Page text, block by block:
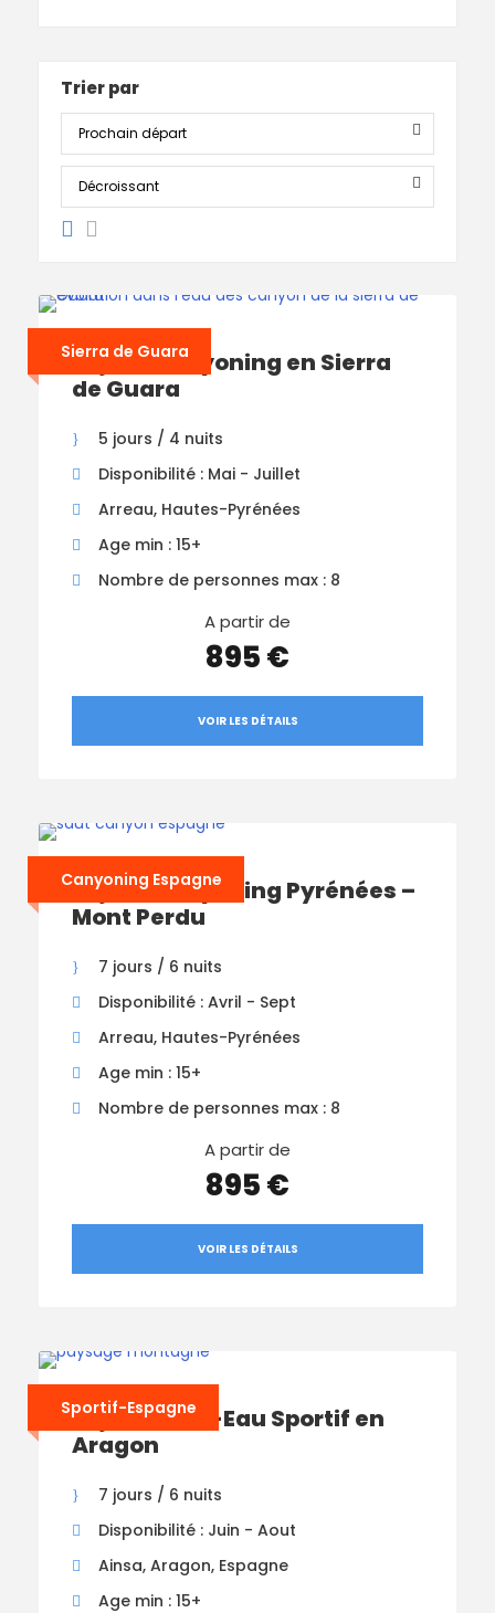
Trier par
Sierra de Guara
Séjour Canyoning en Sierra
de Guara
5 jours / 4 nuits
Disponibilité : Mai - Juillet
Arreau, Hautes-Pyrénées
Age min : 15+
Nombre de personnes max : 8
A partir de
895 €
VOIR LES DÉTAILS
Canyoning Espagne
Séjour Canyoning Pyrénées –
Mont Perdu
7 jours / 6 nuits
Disponibilité : Avril - Sept
Arreau, Hautes-Pyrénées
Age min : 15+
Nombre de personnes max : 8
A partir de
895 €
VOIR LES DÉTAILS
Sportif-Espagne
Séjour Multi-Eau Sportif en
Aragon
7 jours / 6 nuits
Disponibilité : Juin - Aout
Ainsa, Aragon, Espagne
Age min : 15+